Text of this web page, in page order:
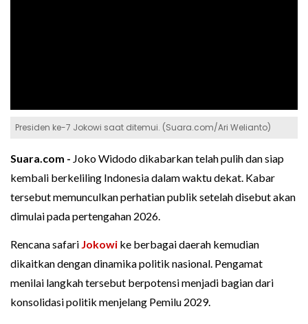
Presiden ke-7 Jokowi saat ditemui. (Suara.com/Ari Welianto)
Suara.com - Joko Widodo dikabarkan telah pulih dan siap
kembali berkeliling Indonesia dalam waktu dekat. Kabar
tersebut memunculkan perhatian publik setelah disebut akan
dimulai pada pertengahan 2026.
Rencana safari Jokowi ke berbagai daerah kemudian
dikaitkan dengan dinamika politik nasional. Pengamat
menilai langkah tersebut berpotensi menjadi bagian dari
konsolidasi politik menjelang Pemilu 2029.